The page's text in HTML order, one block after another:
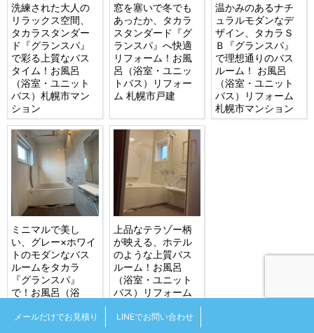
洗練された大人の
リラックス空間、
タカラスタンダー
ド『グランスパ』
で彩る上質なバス
タイム！お風呂
（浴室・ユニット
バス）札幌市マン
ション
窓を塞いで冬でも
あったか、タカラ
スタンダード『グ
ランスパ』へ快適
リフォーム！お風
呂（浴室・ユニッ
トバス）リフォー
ム 札幌市戸建
温かみのあるナチ
ュラルモダンなデ
ザイン、タカラＳ
Ｂ『グランスパ』
で理想通りのバス
ルーム！ お風呂
（浴室・ユニット
バス）リフォーム
札幌市マンション
ミニマルで美し
い、グレー×ホワイ
トのモダンなバス
ルームをタカラ
『グランスパ』
で！お風呂（浴
ス）リフォーム 江
上品なテラゾー柄
が映える、ホテル
のような上質バス
ルーム！お風呂
（浴室・ユニット
バス）リフォーム
メールだけでお見積り LINEでお問い合わせ